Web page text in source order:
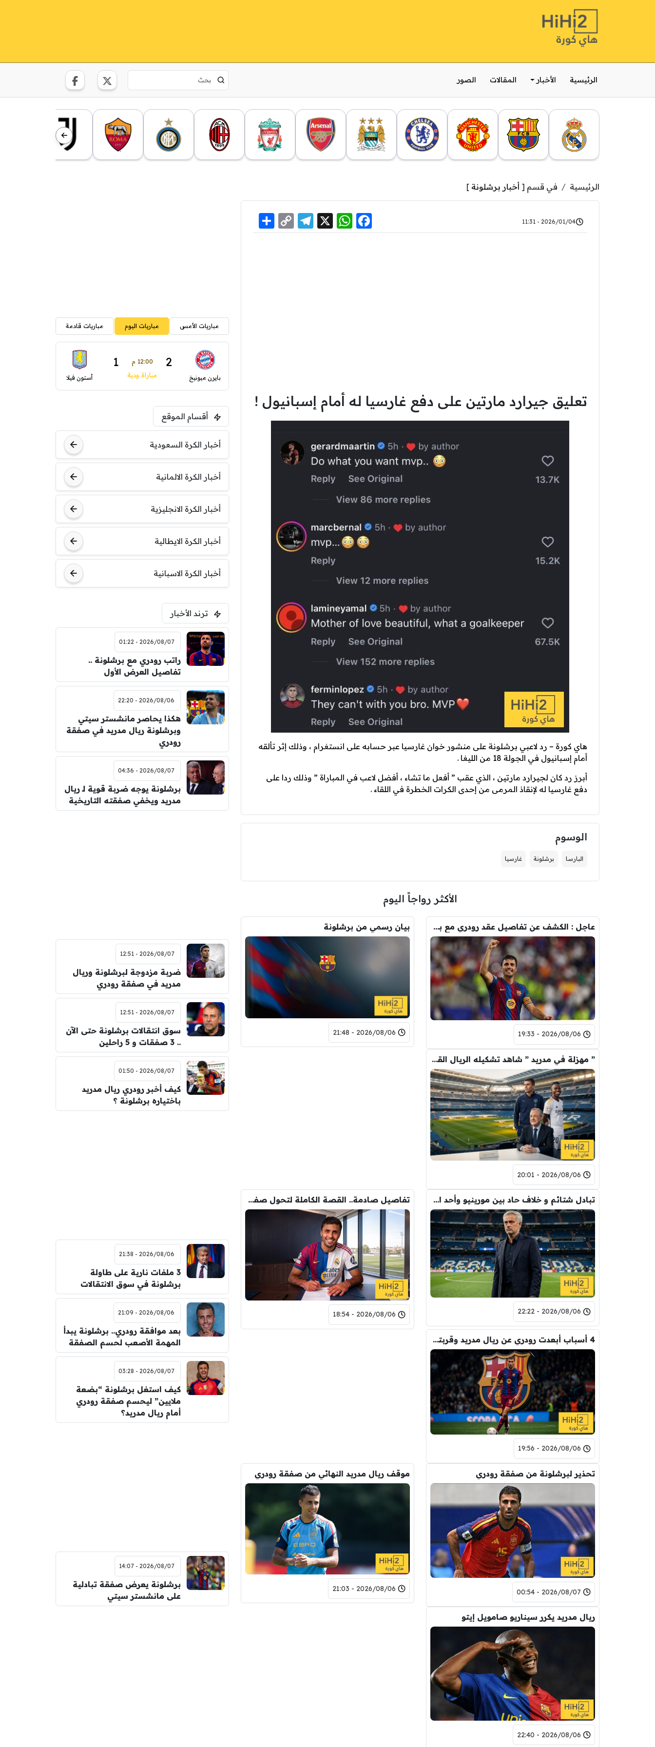
الرئيسية الأخبار المقالات الصور
الرئيسية في قسم [ أخبار برشلونة ]
2026/01/04 - 11:31
Facebook
WhatsApp
X
Telegram
Copy
Link
تعليق جيرارد مارتين على دفع غارسيا له أمام إسبانيول !
هاي كورة – رد لاعبي برشلونة على منشور خوان غارسيا عبر حسابه على انستغرام ، وذلك إثر تألقه
أمام إسبانيول في الجولة 18 من الليغا .
أبرز رد كان لجيرارد مارتين ، الذي عقب ” أفعل ما تشاء ، أفضل لاعب في المباراة ” وذلك ردا على
دفع غارسيا له لإنقاذ المرمى من إحدى الكرات الخطرة في اللقاء .
الوسوم
البارسا برشلونة غارسيا
الأكثر رواجاً اليوم
عاجل : الكشف عن تفاصيل عقد رودري مع برشلونة.. قيمة الصفقة والراتب
2026/08/06 - 19:33
بيان رسمي من برشلونة
2026/08/06 - 21:48
” مهزلة في مدريد ” شاهد تشكيله الريال القادمه لاكتساح المركز الثاني
2026/08/06 - 20:01
تبادل شتائم و خلاف حاد بين مورينيو وأحد افراد ادارة ريال مدريد بعد انهيار صفقة رودري
2026/08/06 - 22:22
تفاصيل صادمة.. القصة الكاملة لتحول صفقة رودري من ريال مدريد الى برشلونة
2026/08/06 - 18:54
4 أسباب أبعدت رودري عن ريال مدريد وقربته من برشلونة
2026/08/06 - 19:56
تحذير لبرشلونة من صفقة رودري
2026/08/07 - 00:54
موقف ريال مدريد النهائي من صفقة رودري
2026/08/06 - 21:03
ريال مدريد يكرر سيناريو صامويل إيتو
2026/08/06 - 22:40
مباريات الأمس مباريات اليوم مباريات قادمة
بايرن ميونيخ
2 12:00 م 1
مباراة ودية أستون فيلا
أقسام الموقع
أخبار الكرة السعودية
أخبار الكرة الالمانية
أخبار الكرة الانجليزية
أخبار الكرة الايطالية
أخبار الكرة الاسبانية
ترند الأخبار
2026/08/07 - 01:22
راتب رودري مع برشلونة ..
تفاصيل العرض الأول
2026/08/06 - 22:20
هكذا يحاصر مانشستر سيتي
وبرشلونة ريال مدريد في صفقة
رودري
2026/08/07 - 04:36
برشلونة يوجه ضربة قوية لـ ريال
مدريد ويخفي صفقته التاريخية
2026/08/07 - 12:51
ضربة مزدوجة لبرشلونة وريال
مدريد في صفقة رودري
2026/08/07 - 12:51
سوق انتقالات برشلونة حتى الآن
.. 3 صفقات و 5 راحلين
2026/08/07 - 01:50
كيف أخبر رودري ريال مدريد
باختياره برشلونة ؟
2026/08/06 - 21:38
3 ملفات نارية على طاولة
برشلونة في سوق الانتقالات
2026/08/06 - 21:09
بعد موافقة رودري.. برشلونة يبدأ
المهمة الأصعب لحسم الصفقة
2026/08/07 - 03:28
كيف استغل برشلونة “بضعة
ملايين” ليحسم صفقة رودري
أمام ريال مدريد؟
2026/08/07 - 14:07
برشلونة يعرض صفقة تبادلية
على مانشستر سيتي